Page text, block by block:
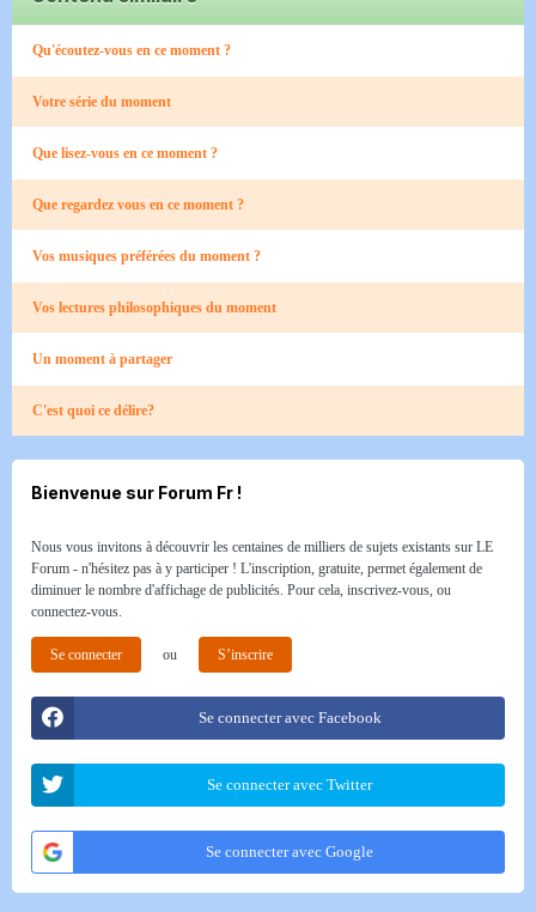
Qu'écoutez-vous en ce moment ?
Votre série du moment
Que lisez-vous en ce moment ?
Que regardez vous en ce moment ?
Vos musiques préférées du moment ?
Vos lectures philosophiques du moment
Un moment à partager
C'est quoi ce délire?
Bienvenue sur Forum Fr !
Nous vous invitons à découvrir les centaines de milliers de sujets existants sur LE
Forum - n'hésitez pas à y participer ! L'inscription, gratuite, permet également de
diminuer le nombre d'affichage de publicités. Pour cela, inscrivez-vous, ou
connectez-vous.
Se connecter ou S’inscrire
Se connecter avec Facebook
Se connecter avec Twitter
Se connecter avec Google